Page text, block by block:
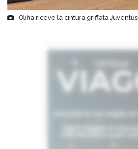
Oliha riceve la cintura griffata Juventus